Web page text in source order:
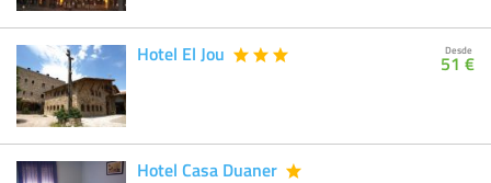
Hotel El Jou Desde
51 €
Hotel Casa Duaner